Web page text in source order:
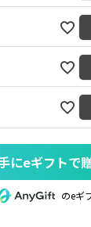
にeギフトで
のeギ